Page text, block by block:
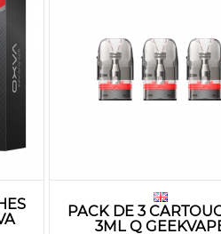
PACK DE 3
3ML Q